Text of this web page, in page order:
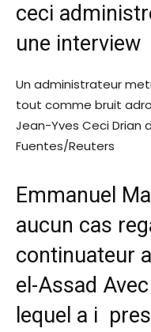
ceci
une interview
Un administrateur
tout comme bruit
Jean-Yves Ceci Drian
Fuentes/Reuters
Emmanuel
aucun cas
continuateur
el-Assad
lequel a i